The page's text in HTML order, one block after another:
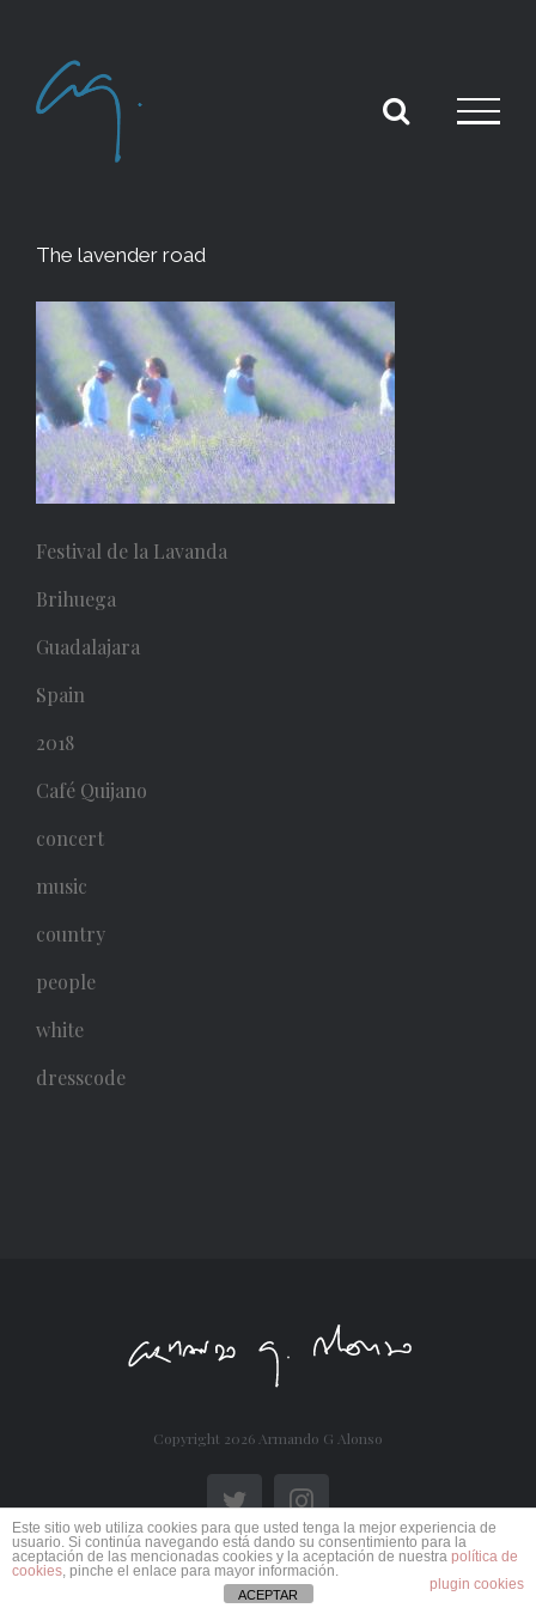
content
The lavender road
Festival de la Lavanda
Brihuega
Guadalajara
Spain
2018
Café Quijano
concert
music
country
people
white
dresscode
Copyright 2026 Armando G Alonso
TwitterInstagram
Este sitio web utiliza cookies para que usted tenga la mejor experiencia de
usuario. Si continúa navegando está dando su consentimiento para la
aceptación de las mencionadas cookies y la aceptación de nuestra política de
cookies, pinche el enlace para mayor información.
plugin cookies
ACEPTAR